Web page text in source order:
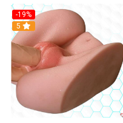
-19%
Hot
5